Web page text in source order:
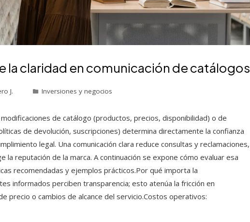
la claridad en comunicación de catálogos
J. Inversiones y negocios
de catálogo (productos, precios, disponibilidad) o de
de devolución, suscripciones) determina directamente la confianza
legal. Una comunicación clara reduce consultas y reclamaciones,
reputación de la marca. A continuación se expone cómo evaluar esa
recomendadas y ejemplos prácticos.Por qué importa la
informados perciben transparencia; esto atenúa la fricción en
precio o cambios de alcance del servicio.Costos operativos: